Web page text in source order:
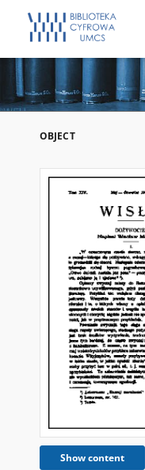
OBJECT
Show content